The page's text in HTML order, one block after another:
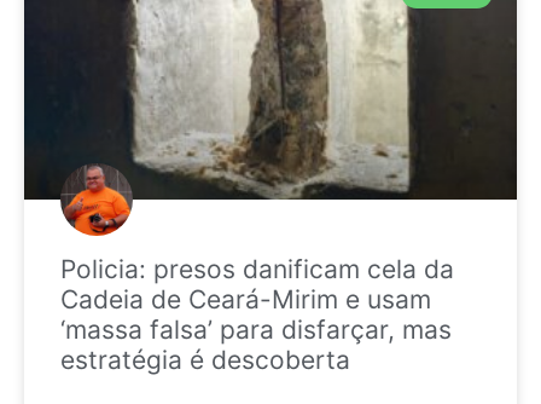
Policia: presos danificam cela da
Cadeia de Ceará-Mirim e usam
‘massa falsa’ para disfarçar, mas
estratégia é descoberta